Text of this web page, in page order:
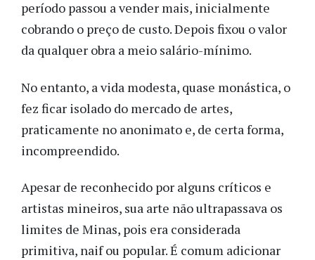
período passou a vender mais, inicialmente
cobrando o preço de custo. Depois fixou o valor
da qualquer obra a meio salário-mínimo.
No entanto, a vida modesta, quase monástica, o
fez ficar isolado do mercado de artes,
praticamente no anonimato e, de certa forma,
incompreendido.
Apesar de reconhecido por alguns críticos e
artistas mineiros, sua arte não ultrapassava os
limites de Minas, pois era considerada
primitiva, naif ou popular. É comum adicionar